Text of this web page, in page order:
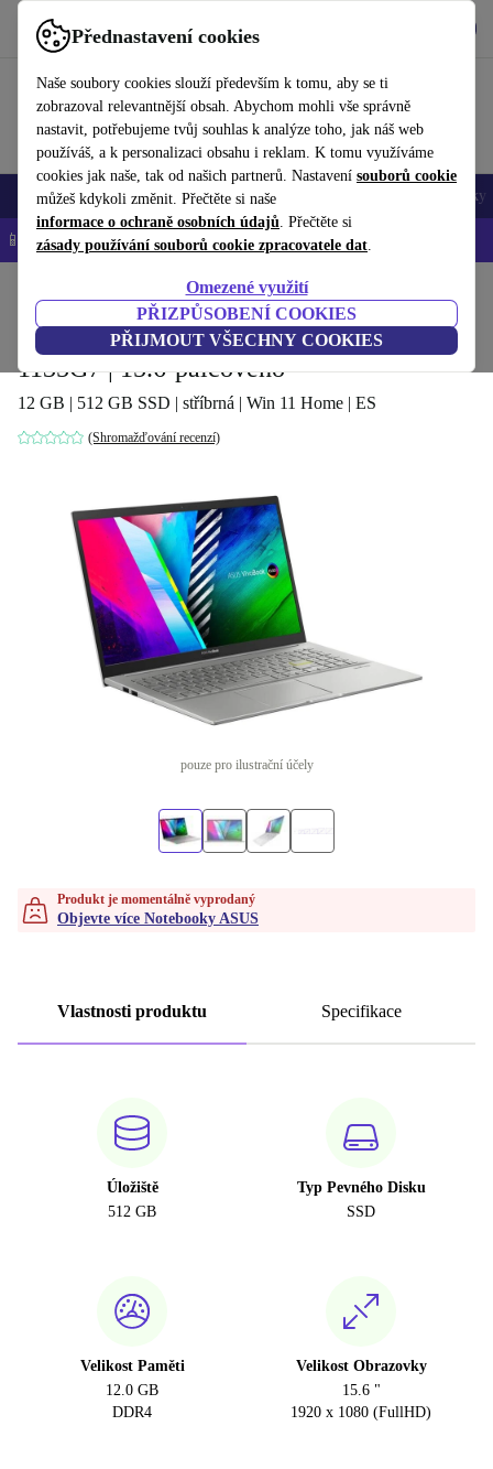
Přednastavení cookies
Naše soubory cookies slouží především k tomu, aby se ti
zobrazoval relevantnější obsah. Abychom mohli vše správně
nastavit, potřebujeme tvůj souhlas k analýze toho, jak náš web
používáš, a k personalizaci obsahu i reklam. K tomu využíváme
cookies jak naše, tak od našich partnerů. Nastavení souborů cookie
můžeš kdykoli změnit. Přečtěte si naše
informace o ochraně osobních údajů. Přečtěte si
zásady používání souborů cookie zpracovatele dat.
Omezené využití
PŘIZPŮSOBENÍ COOKIES
PŘIJMOUT VŠECHNY COOKIES
Používejte refurbed rychle a snadno
Mobily a smartphony Notebooky Tablety Doplňky
📱 -5 % NAVÍC na všechny iPhony – kód: IPHONEDEAL-
Notebooky Notebooky ASUS
ASUS VivoBook 15 OLED K513 | i5-
1135G7 | 15.6-palcového
12 GB | 512 GB SSD | stříbrná | Win 11 Home | ES
(Shromažďování recenzí)
pouze pro ilustrační účely
Produkt je momentálně vyprodaný
Objevte více Notebooky ASUS
Vlastnosti produktu Specifikace
Úložiště
512 GB
Typ Pevného Disku
SSD
Velikost Paměti
12.0 GB
DDR4
Velikost Obrazovky
15.6 "
1920 x 1080 (FullHD)